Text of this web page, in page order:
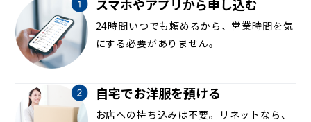
スマホやアプリから申し込む
24時間いつでも頼めるから、営業時間を気
にする必要がありません。
自宅でお洋服を預ける
お店への持ち込みは不要。リネットなら、